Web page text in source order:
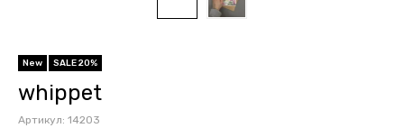
New SALE 20%
whippet
Артикул: 14203